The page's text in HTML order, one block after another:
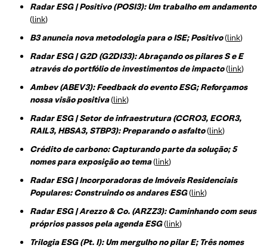
Radar ESG | Positivo (POSI3): Um trabalho em andamento
(link)
B3 anuncia nova metodologia para o ISE; Positivo(link)
Radar ESG | G2D (G2DI33): Abraçando os pilares S e E
através do portfólio de investimentos de impacto(link)
Ambev (ABEV3): Feedback do evento ESG; Reforçamos
nossa visão positiva(link)
Radar ESG | Setor de infraestrutura (CCRO3, ECOR3,
RAIL3, HBSA3, STBP3): Preparando o asfalto(link)
Crédito de carbono: Capturando parte da solução; 5
nomes para exposição ao tema(link)
Radar ESG | Incorporadoras de Imóveis Residenciais
Populares: Construindo os andares ESG(link)
Radar ESG | Arezzo & Co. (ARZZ3): Caminhando com seus
próprios passos pela agenda ESG(link)
Trilogia ESG (Pt. I): Um mergulho no pilar E; Três nomes